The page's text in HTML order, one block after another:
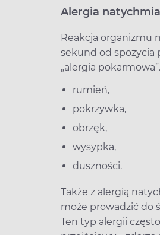
Alergia
Reakcja organizmu
sekund od spożycia
„alergia
rumień,
pokrzywka,
obrzęk,
wysypka,
duszności.
Także z alergią
może prowadzić do
Ten typ alergii